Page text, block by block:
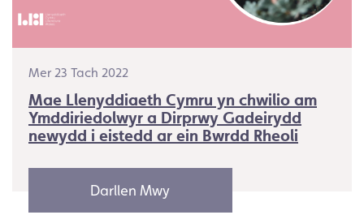
Mer 23 Tach 2022
Mae Llenyddiaeth Cymru yn chwilio am
Ymddiriedolwyr a Dirprwy Gadeirydd
newydd i eistedd ar ein Bwrdd Rheoli
Darllen Mwy